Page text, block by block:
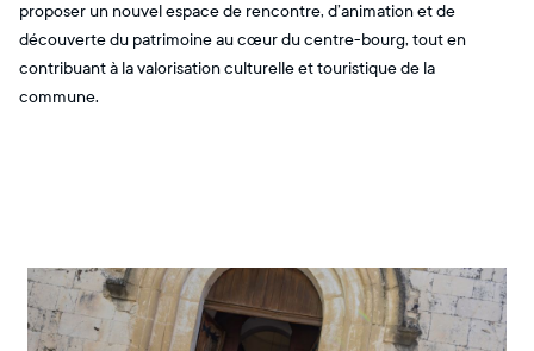
proposer un nouvel espace de rencontre, d’animation et de
découverte du patrimoine au cœur du centre-bourg, tout en
contribuant à la valorisation culturelle et touristique de la
commune.